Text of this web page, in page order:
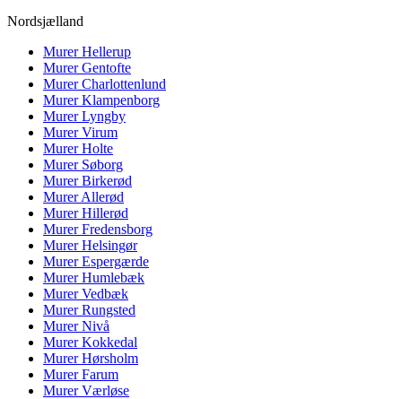
Nordsjælland
MurerHellerup
MurerGentofte
MurerCharlottenlund
MurerKlampenborg
MurerLyngby
MurerVirum
MurerHolte
Murer Søborg
MurerBirkerød
MurerAllerød
MurerHillerød
MurerFredensborg
MurerHelsingør
MurerEspergærde
MurerHumlebæk
MurerVedbæk
MurerRungsted
MurerNivå
MurerKokkedal
MurerHørsholm
MurerFarum
MurerVærløse